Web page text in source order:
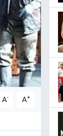
A- A+